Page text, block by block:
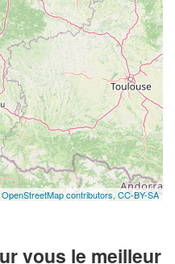
OpenStreetMap contributors, CC-BY-SA
vous le meilleur